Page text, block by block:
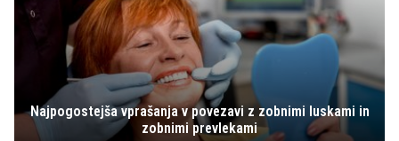
Najpogostejša vprašanja v povezavi z zobnimi luskami in
zobnimi prevlekami